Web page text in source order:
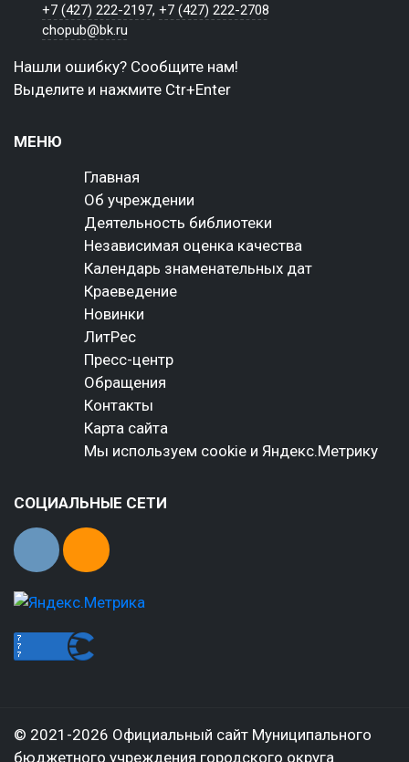
+7 (427) 222-2197,+7 (427) 222-2708
chopub@bk.ru
Нашли ошибку? Сообщите нам!
Выделите и нажмите Ctr+Enter
МЕНЮ
Главная
Об учреждении
Деятельность библиотеки
Независимая оценка качества
Календарь знаменательных дат
Краеведение
Новинки
ЛитРес
Пресс-центр
Обращения
Контакты
Карта сайта
Мы используем cookie и Яндекс.Метрику
СОЦИАЛЬНЫЕ СЕТИ
© 2021-2026 Официальный сайт Муниципального
бюджетного учреждения городского округа